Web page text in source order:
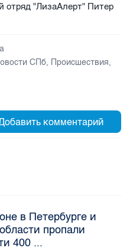
отряд "ЛизаАлерт" Питер
СПб, Происшествия,
в Петербурге и
пропали
400 ...